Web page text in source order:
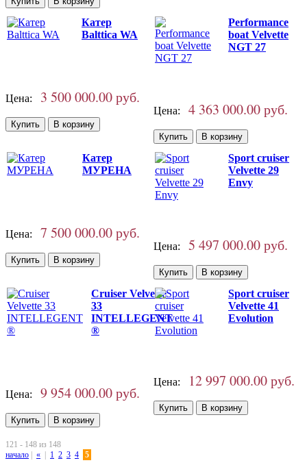
Катер
Balttica WA
Цена: 3 500 000.00 руб.
Performance
boat Velvette
NGT 27
Цена: 4 363 000.00 руб.
Катер
МУРЕНА
Цена: 7 500 000.00 руб.
Sport cruiser
Velvette 29
Envy
Цена: 5 497 000.00 руб.
Cruiser Velvette
33
INTELLEGENT
®
Цена: 9 954 000.00 руб.
Sport cruiser
Velvette 41
Evolution
Цена: 12 997 000.00 руб.
121 - 148 из 148
начало | « | 1 2 3 4 5